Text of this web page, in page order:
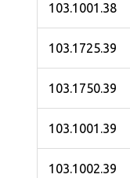
103.1001.38
103.1725.39
103.1750.39
103.1001.39
103.1002.39